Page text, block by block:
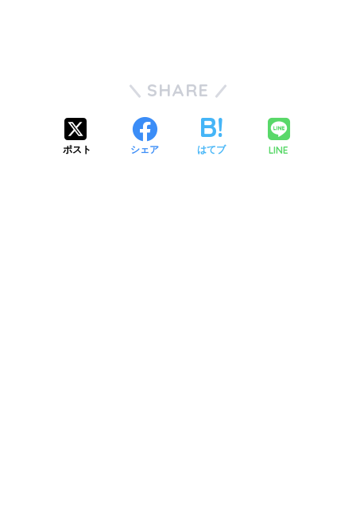
SHARE
ポスト シェア はてブ LINE